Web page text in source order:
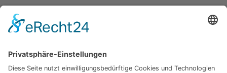
Hochzeit am Gardasee auf einer Segelyacht
Impressum